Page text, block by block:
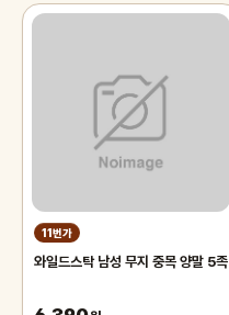
11번가
와일드스탁 남성 무지 중목 양말 5족